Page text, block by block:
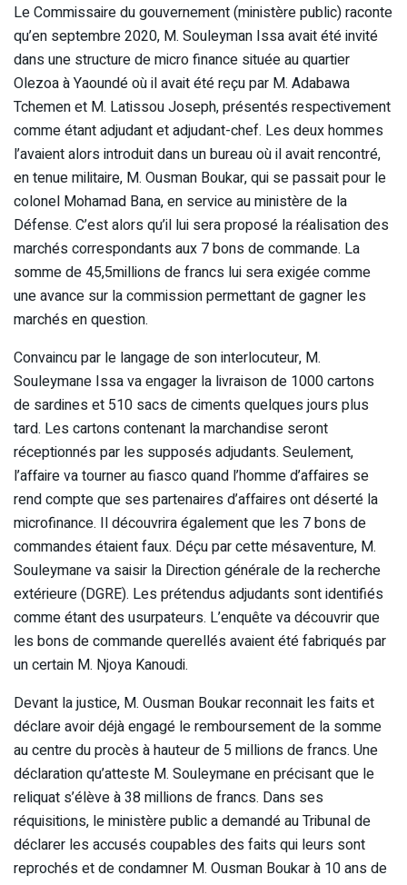
Le Commissaire du gouvernement (ministère public) raconte
qu’en septembre 2020, M. Souleyman Issa avait été invité
dans une structure de micro finance située au quartier
Olezoa à Yaoundé où il avait été reçu par M. Adabawa
Tchemen et M. Latissou Joseph, présentés respectivement
comme étant adjudant et adjudant-chef. Les deux hommes
l’avaient alors introduit dans un bureau où il avait rencontré,
en tenue militaire, M. Ousman Boukar, qui se passait pour le
colonel Mohamad Bana, en service au ministère de la
Défense. C’est alors qu’il lui sera proposé la réalisation des
marchés correspondants aux 7 bons de commande. La
somme de 45,5millions de francs lui sera exigée comme
une avance sur la commission permettant de gagner les
marchés en question.
Convaincu par le langage de son interlocuteur, M.
Souleymane Issa va engager la livraison de 1000 cartons
de sardines et 510 sacs de ciments quelques jours plus
tard. Les cartons contenant la marchandise seront
réceptionnés par les supposés adjudants. Seulement,
l’affaire va tourner au fiasco quand l’homme d’affaires se
rend compte que ses partenaires d’affaires ont déserté la
microfinance. Il découvrira également que les 7 bons de
commandes étaient faux. Déçu par cette mésaventure, M.
Souleymane va saisir la Direction générale de la recherche
extérieure (DGRE). Les prétendus adjudants sont identifiés
comme étant des usurpateurs. L’enquête va découvrir que
les bons de commande querellés avaient été fabriqués par
un certain M. Njoya Kanoudi.
Devant la justice, M. Ousman Boukar reconnait les faits et
déclare avoir déjà engagé le remboursement de la somme
au centre du procès à hauteur de 5 millions de francs. Une
déclaration qu’atteste M. Souleymane en précisant que le
reliquat s’élève à 38 millions de francs. Dans ses
réquisitions, le ministère public a demandé au Tribunal de
déclarer les accusés coupables des faits qui leurs sont
reprochés et de condamner M. Ousman Boukar à 10 ans de